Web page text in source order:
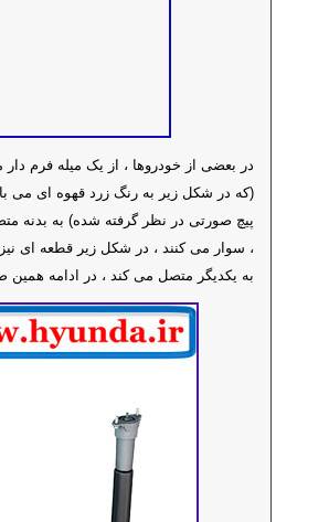
در بعضی از خودروها ، از یک میله فرم
پیچ صورتی در نظر گرفته شده) به بدنه
، سوار می کنند ، در شکل زیر قطعه ای
به یکدیگر متصل می کند ، در ادامه همین